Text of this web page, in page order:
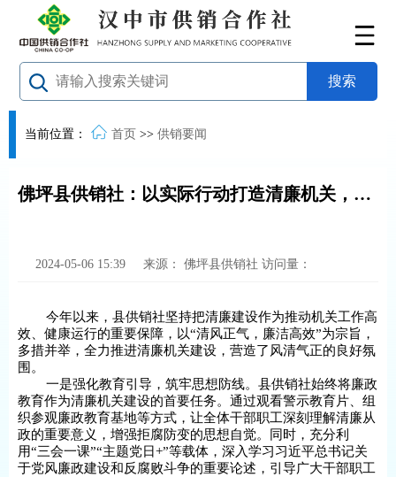
当前位置： 首页 >> 供销要闻
佛坪县供销社：以实际行动打造清廉机关，树起廉政新风
2024-05-06 15:39 来源： 佛坪县供销社 访问量：
今年以来，县供销社坚持把清廉建设作为推动机关工作高
效、健康运行的重要保障，以“清风正气，廉洁高效”为宗旨，
多措并举，全力推进清廉机关建设，营造了风清气正的良好氛
围。
一是强化教育引导，筑牢思想防线。县供销社始终将廉政
教育作为清廉机关建设的首要任务。通过观看警示教育片、组
织参观廉政教育基地等方式，让全体干部职工深刻理解清廉从
政的重要意义，增强拒腐防变的思想自觉。同时，充分利
用“三会一课”“主题党日+”等载体，深入学习习近平总书记关
于党风廉政建设和反腐败斗争的重要论述，引导广大干部职工